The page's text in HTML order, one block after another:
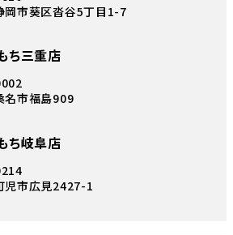
岡市葵区沓谷5丁目1-7
ち三重店
名市福島909
ち岐阜店
児市広見2427-1